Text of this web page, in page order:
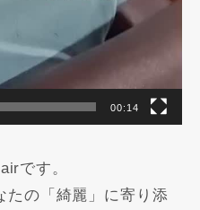
00:14
です。
たの「綺麗」に寄り添